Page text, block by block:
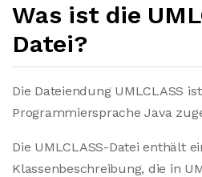
Was ist die
Datei?
Die Dateiendung UMLCLASS
Programmiersprache Java
Die UMLCLASS-Datei enthält
Klassenbeschreibung, die in